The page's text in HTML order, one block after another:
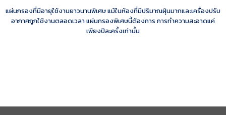
แผ่นกรองที่มีอายุใช้งานยาวนานพิเศษ แม้ในห้องที่มีปริมาณฝุ่นมากและเครื่องปรับ
อากาศถูกใช้งานตลอดเวลา แผ่นกรองพิเศษนี้ต้องการ การทำความสะอาดแค่
เพียงปีละครั้งเท่านั้น